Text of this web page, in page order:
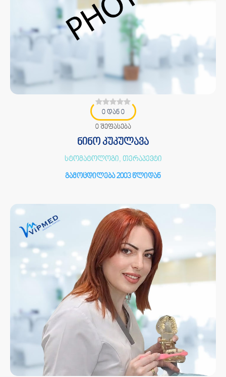
0 დან 0
0 შეფასება
ნინო კუკულავა
სტომატოლოგი, თერაპევტი
გამოცდილება 2003 წლიდან